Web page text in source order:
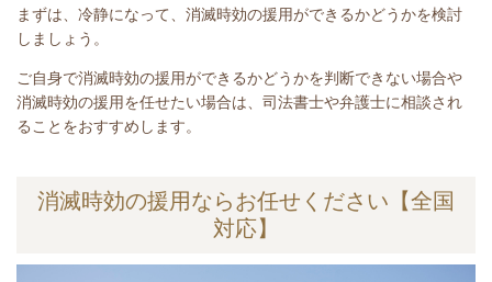
まずは、 冷静になって、消滅時効の援用ができるかどうかを検討
しましょう。
ご自身で消滅時効の援用ができるかどうかを判断できない場合や
消滅時効の援用を任せたい場合は、司法書士や弁護士に相談され
ることをおすすめします。
消滅時効の援用ならお任せください【全国
対応】